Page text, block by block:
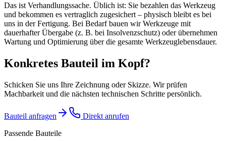
Das ist Verhandlungssache. Üblich ist: Sie bezahlen das Werkzeug
und bekommen es vertraglich zugesichert – physisch bleibt es bei
uns in der Fertigung. Bei Bedarf bauen wir Werkzeuge mit
dauerhafter Übergabe (z. B. bei Insolvenzschutz) oder übernehmen
Wartung und Optimierung über die gesamte Werkzeuglebensdauer.
Konkretes Bauteil im Kopf?
Schicken Sie uns Ihre Zeichnung oder Skizze. Wir prüfen
Machbarkeit und die nächsten technischen Schritte persönlich.
Bauteil anfragen
Direkt anrufen
Passende Bauteile